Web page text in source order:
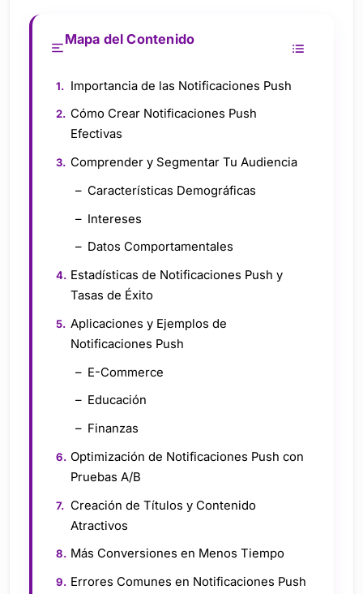
Mapa del Contenido
Importancia de las Notificaciones Push
Cómo Crear Notificaciones Push
Efectivas
Comprender y Segmentar Tu Audiencia
Características Demográficas
Intereses
Datos Comportamentales
Estadísticas de Notificaciones Push y
Tasas de Éxito
Aplicaciones y Ejemplos de
Notificaciones Push
E-Commerce
Educación
Finanzas
Optimización de Notificaciones Push con
Pruebas A/B
Creación de Títulos y Contenido
Atractivos
Más Conversiones en Menos Tiempo
Errores Comunes en Notificaciones Push